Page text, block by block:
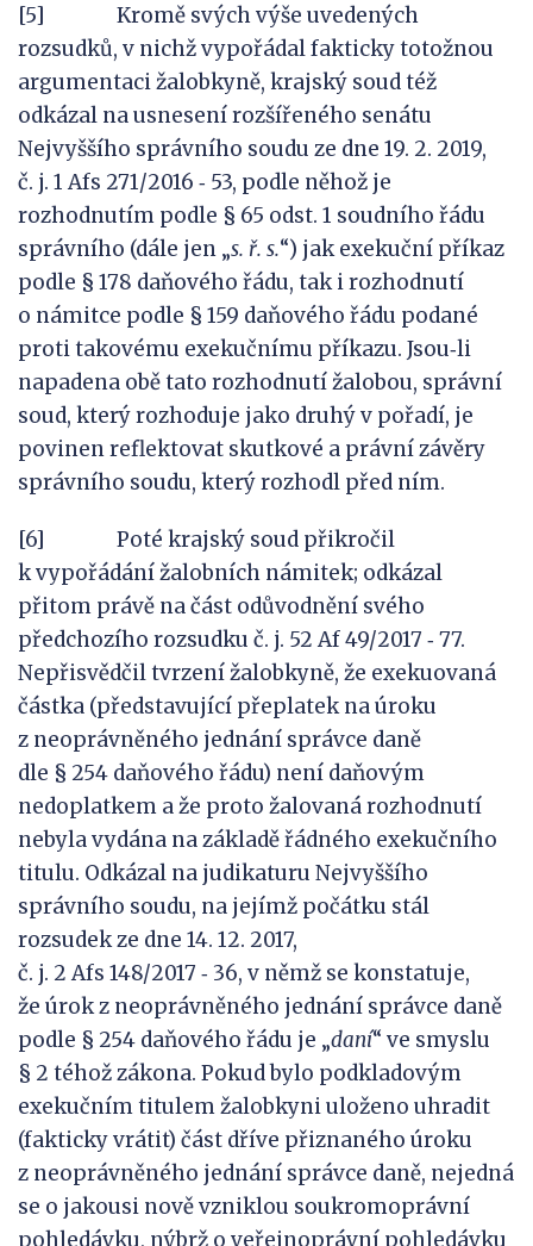
[5] Kromě svých výše uvedených
rozsudků, v nichž vypořádal fakticky totožnou
argumentaci žalobkyně, krajský soud též
odkázal na usnesení rozšířeného senátu
Nejvyššího správního soudu ze dne 19. 2. 2019,
č. j. 1 Afs 271/2016 ‑ 53, podle něhož je
rozhodnutím podle § 65 odst. 1 soudního řádu
správního (dále jen „s. ř. s.“) jak exekuční příkaz
podle § 178 daňového řádu, tak i rozhodnutí
o námitce podle § 159 daňového řádu podané
proti takovému exekučnímu příkazu. Jsou‑li
napadena obě tato rozhodnutí žalobou, správní
soud, který rozhoduje jako druhý v pořadí, je
povinen reflektovat skutkové a právní závěry
správního soudu, který rozhodl před ním.
[6] Poté krajský soud přikročil
k vypořádání žalobních námitek; odkázal
přitom právě na část odůvodnění svého
předchozího rozsudku č. j. 52 Af 49/2017 ‑ 77.
Nepřisvědčil tvrzení žalobkyně, že exekuovaná
částka (představující přeplatek na úroku
z neoprávněného jednání správce daně
dle § 254 daňového řádu) není daňovým
nedoplatkem a že proto žalovaná rozhodnutí
nebyla vydána na základě řádného exekučního
titulu. Odkázal na judikaturu Nejvyššího
správního soudu, na jejímž počátku stál
rozsudek ze dne 14. 12. 2017,
č. j. 2 Afs 148/2017 ‑ 36, v němž se konstatuje,
že úrok z neoprávněného jednání správce daně
podle § 254 daňového řádu je „daní“ ve smyslu
§ 2 téhož zákona. Pokud bylo podkladovým
exekučním titulem žalobkyni uloženo uhradit
(fakticky vrátit) část dříve přiznaného úroku
z neoprávněného jednání správce daně, nejedná
se o jakousi nově vzniklou soukromoprávní
pohledávku, nýbrž o veřejnoprávní pohledávku